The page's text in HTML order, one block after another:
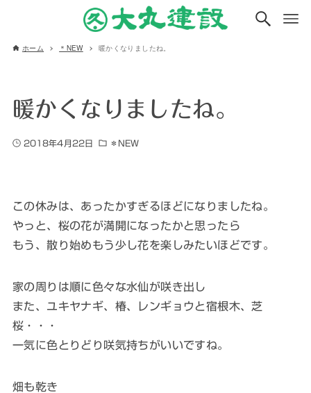
ホーム ＊NEW 暖かくなりましたね。
暖かくなりましたね。
2018年4月22日 ＊NEW
この休みは、あったかすぎるほどになりましたね。
やっと、桜の花が満開になったかと思ったら
もう、散り始めもう少し花を楽しみたいほどです。
家の周りは順に色々な水仙が咲き出し
また、ユキヤナギ、椿、レンギョウと宿根木、芝
桜・・・
一気に色とりどり咲気持ちがいいですね。
畑も乾き